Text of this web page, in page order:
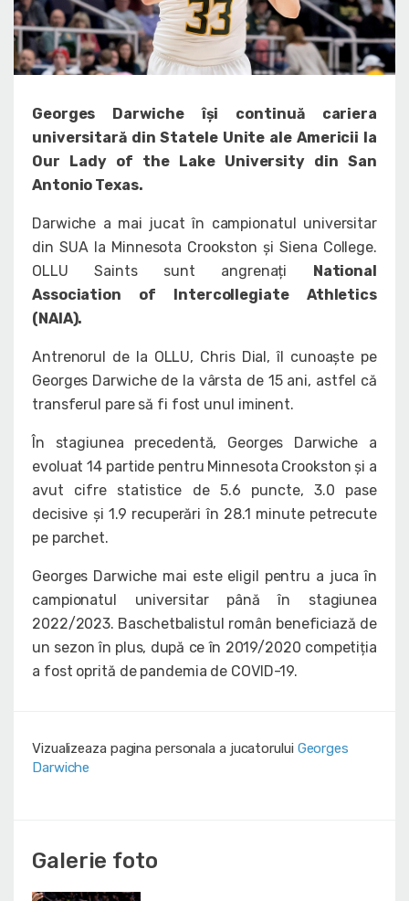
Georges Darwiche își continuă cariera
universitară din Statele Unite ale Americii la
Our Lady of the Lake University din San
Antonio Texas.
Darwiche a mai jucat în campionatul universitar
din SUA la Minnesota Crookston și Siena College.
OLLU Saints sunt angrenați National
Association of Intercollegiate Athletics
(NAIA).
Antrenorul de la OLLU, Chris Dial, îl cunoaște pe
Georges Darwiche de la vârsta de 15 ani, astfel că
transferul pare să fi fost unul iminent.
În stagiunea precedentă, Georges Darwiche a
evoluat 14 partide pentru Minnesota Crookston și a
avut cifre statistice de 5.6 puncte, 3.0 pase
decisive și 1.9 recuperări în 28.1 minute petrecute
pe parchet.
Georges Darwiche mai este eligil pentru a juca în
campionatul universitar până în stagiunea
2022/2023. Baschetbalistul român beneficiază de
un sezon în plus, după ce în 2019/2020 competiția
a fost oprită de pandemia de COVID-19.
Vizualizeaza pagina personala a jucatorului Georges
Darwiche
Galerie foto